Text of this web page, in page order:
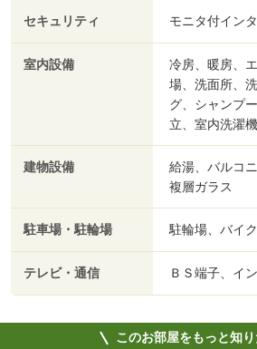
セキュリティ モニタ付イン
室内設備
冷房、暖房、
場、洗面所、
グ、シャンプ
立、室内洗濯
建物設備
給湯、バルコ
複層ガラス
駐車場・駐輪場 駐輪場、バイ
テレビ・通信 ＢＳ端子、イ
このお部屋をもっと知り